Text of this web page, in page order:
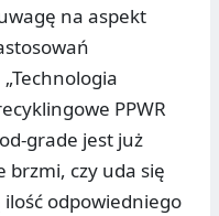
na aspekt
PPWR
grade jest już
brzmi, czy uda się
odpowiedniego